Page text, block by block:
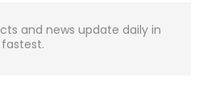
and news update daily in
fastest.